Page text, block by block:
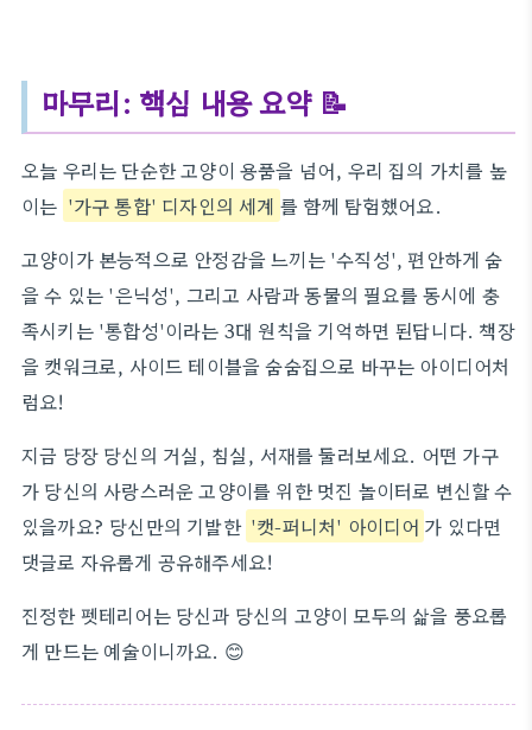
마무리: 핵심 내용 요약 📝
오늘 우리는 단순한 고양이 용품을 넘어, 우리 집의 가치를 높
이는 '가구 통합' 디자인의 세계 를 함께 탐험했어요.
고양이가 본능적으로 안정감을 느끼는 '수직성', 편안하게 숨
을 수 있는 '은닉성', 그리고 사람과 동물의 필요를 동시에 충
족시키는 '통합성'이라는 3대 원칙을 기억하면 된답니다. 책장
을 캣워크로, 사이드 테이블을 숨숨집으로 바꾸는 아이디어처
럼요!
지금 당장 당신의 거실, 침실, 서재를 둘러보세요. 어떤 가구
가 당신의 사랑스러운 고양이를 위한 멋진 놀이터로 변신할 수
있을까요? 당신만의 기발한 '캣-퍼니처' 아이디어 가 있다면
댓글로 자유롭게 공유해주세요!
진정한 펫테리어는 당신과 당신의 고양이 모두의 삶을 풍요롭
게 만드는 예술이니까요. 😊